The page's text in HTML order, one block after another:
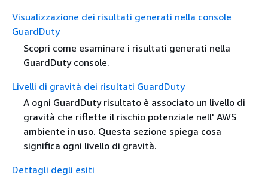
Visualizzazione dei risultati generati nella console
GuardDuty
Scopri come esaminare i risultati generati nella
GuardDuty console.
Livelli di gravità dei risultati GuardDuty
A ogni GuardDuty risultato è associato un livello di
gravità che riflette il rischio potenziale nell' AWS
ambiente in uso. Questa sezione spiega cosa
significa ogni livello di gravità.
Dettagli degli esiti